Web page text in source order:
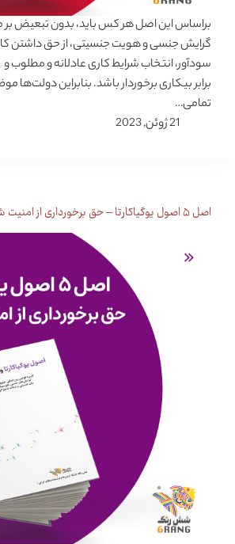
بر‌اساس این اصل هر کس باید، بدون تبعیض بر
گرایش جنسی و هویت جنسیتی، از حق داشتن کار
سودآور، انتخاب شرایط کاری عادلانه و مطلوب
برابر بیکاری برخوردار باشد. بنابراین دولت‌ها
تمامی…
21 ژوئن, 2023
اصل ۵ اصول یوگیاکارتا – حق برخورداری از امنیت شخصی